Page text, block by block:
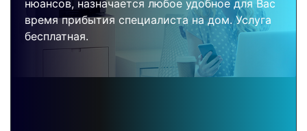
нюансов, назначается любое удобное для Вас
время прибытия специалиста на дом. Услуга
бесплатная.